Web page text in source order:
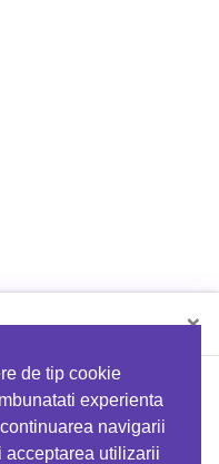
de tip cookie
experienta
navigarii
acceptarea utilizarii
×